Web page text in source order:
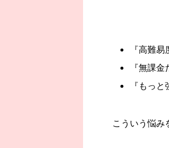
『高難
『無課
『もっ
こういう悩み